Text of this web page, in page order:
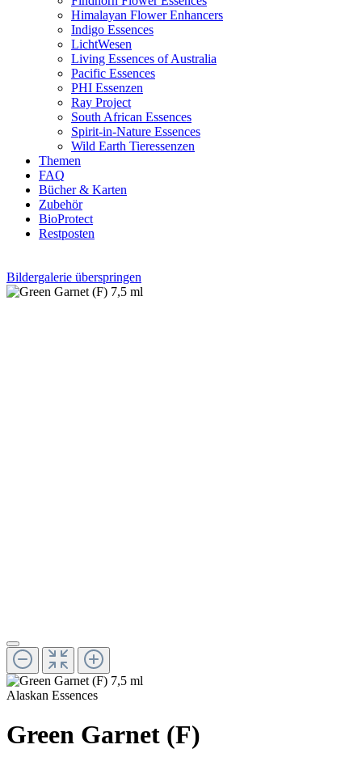
Himalayan Flower Enhancers
Indigo Essences
LichtWesen
Living Essences of Australia
Pacific Essences
PHI Essenzen
Ray Project
South African Essences
Spirit-in-Nature Essences
Wild Earth Tieressenzen
Themen
FAQ
Bücher & Karten
Zubehör
BioProtect
Restposten
Bildergalerie überspringen
Alaskan Essences
Green Garnet (F)